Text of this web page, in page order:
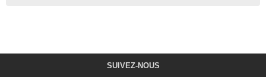
SUIVEZ-NOUS